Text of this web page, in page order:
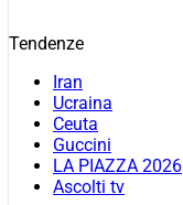
Tendenze
Iran
Ucraina
Ceuta
Guccini
LA PIAZZA 2026
Ascolti tv